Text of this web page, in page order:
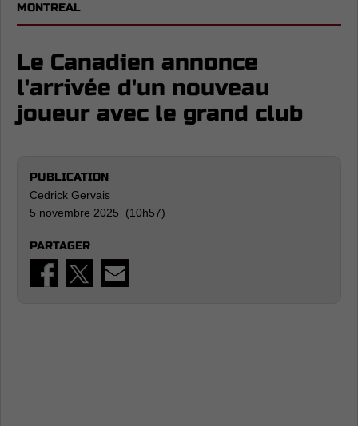
MONTREAL
Le Canadien annonce
l'arrivée d'un nouveau
joueur avec le grand club
PUBLICATION
Cedrick Gervais
5 novembre 2025 (10h57)
PARTAGER